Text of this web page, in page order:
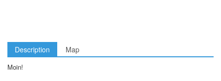
Description Map
Moin!